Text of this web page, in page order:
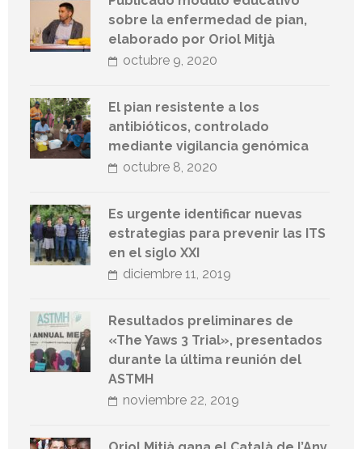
sobre la enfermedad de pian,
elaborado por Oriol Mitjà
octubre 9, 2020
El pian resistente a los
antibióticos, controlado
mediante vigilancia genómica
octubre 8, 2020
Es urgente identificar nuevas
estrategias para prevenir las ITS
en el siglo XXI
diciembre 11, 2019
Resultados preliminares de
«The Yaws 3 Trial», presentados
durante la última reunión del
ASTMH
noviembre 22, 2019